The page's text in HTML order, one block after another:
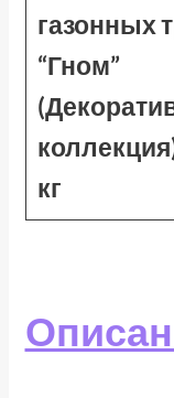
газонных
“Гном”
кг